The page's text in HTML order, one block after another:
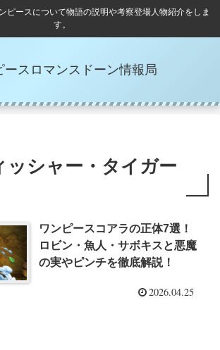
ピースについて物語の説明や考察登場人物紹介をしま
す。
ースロマンスドーン情報局
ッシャー・タイガー
ワンピースコアラの正体7選！
ロビン・魚人・サボキスと悪魔
の実やピンチを徹底解説！
2026.04.25